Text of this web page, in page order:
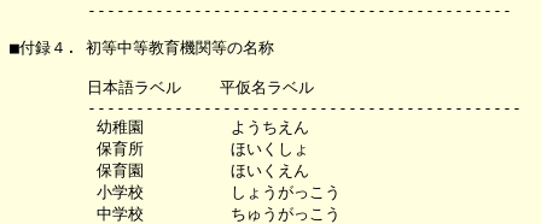
        --------------------------------------------
■付録４. 初等中等教育機関等の名称
        日本語ラベル    平仮名ラベル
        ---------------------------------------------
         幼稚園         ようちえん
         保育所         ほいくしょ
         保育園         ほいくえん
         小学校         しょうがっこう
         中学校         ちゅうがっこう